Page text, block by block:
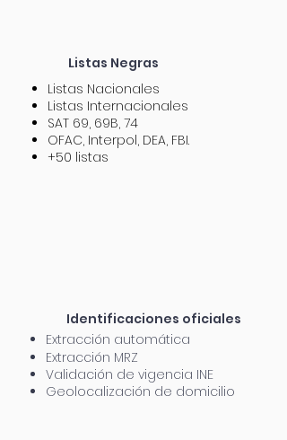
Identificaciones oficiales
Extracción automática
Extracción MRZ
Validación de vigencia INE
Geolocalización de domicilio
Listas Negras
Listas Nacionales
Listas Internacionales
SAT 69, 69B, 74
OFAC, Interpol, DEA, FBI.
+50 listas